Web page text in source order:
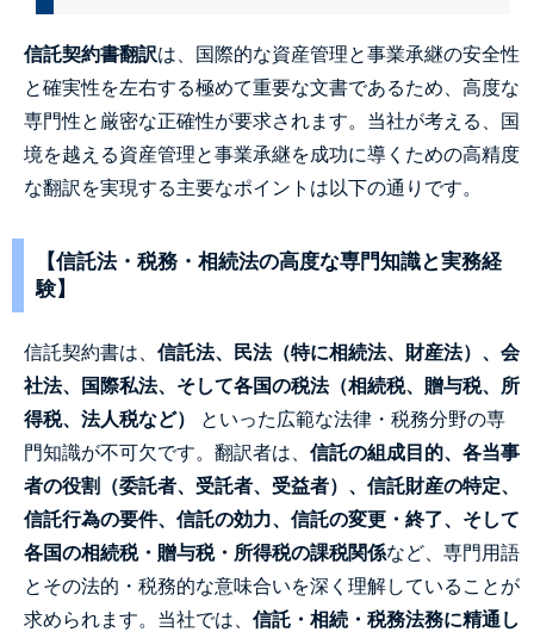
信託契約書翻訳は、国際的な資産管理と事業承継の安全性
と確実性を左右する極めて重要な文書であるため、高度な
専門性と厳密な正確性が要求されます。当社が考える、国
境を越える資産管理と事業承継を成功に導くための高精度
な翻訳を実現する主要なポイントは以下の通りです。
【信託法・税務・相続法の高度な専門知識と実務経
験】
信託契約書は、 信託法、民法（特に相続法、財産法）、会
社法、国際私法、そして各国の税法（相続税、贈与税、所
得税、法人税など）
といった広範な法律・税務分野の専
門知識が不可欠です。翻訳者は、 信託の組成目的、各当事
者の役割（委託者、受託者、受益者）、信託財産の特定、
信託行為の要件、信託の効力、信託の変更・終了、そして
各国の相続税・贈与税・所得税の課税関係など、専門用語
とその法的・税務的な意味合いを深く理解していることが
求められます。当社では、 信託・相続・税務法務に精通し